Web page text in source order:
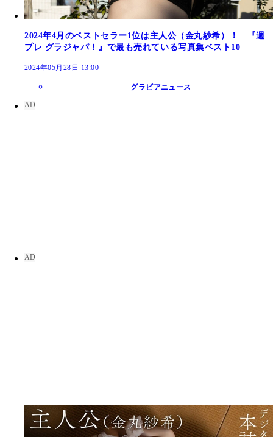
2024年4月のベストセラー1位は主人公（金丸紗希）！ 『週
プレ グラジャパ！』で最も売れている写真集ベスト10
2024年05月28日 13:00
グラビアニュース